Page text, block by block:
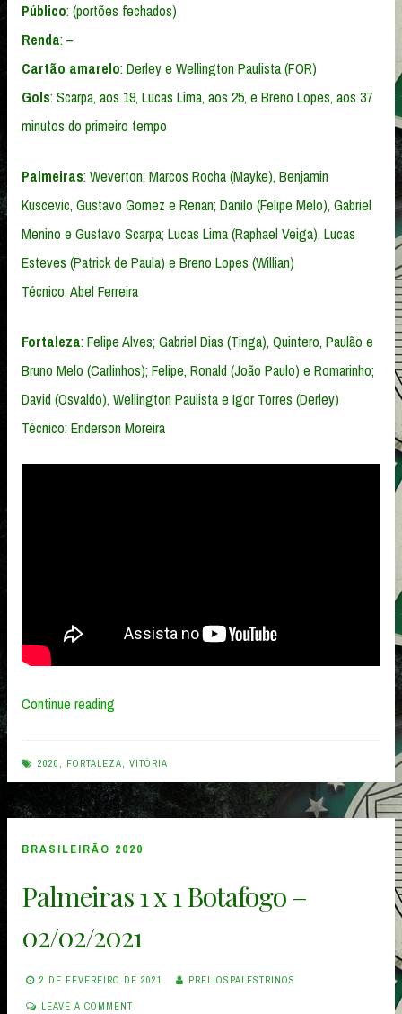
Público: (portões fechados)
Renda: –
Cartão amarelo: Derley e Wellington Paulista (FOR)
Gols: Scarpa, aos 19, Lucas Lima, aos 25, e Breno Lopes, aos 37
minutos do primeiro tempo
Palmeiras: Weverton; Marcos Rocha (Mayke), Benjamin
Kuscevic, Gustavo Gomez e Renan; Danilo (Felipe Melo), Gabriel
Menino e Gustavo Scarpa; Lucas Lima (Raphael Veiga), Lucas
Esteves (Patrick de Paula) e Breno Lopes (Willian)
Técnico: Abel Ferreira
Fortaleza: Felipe Alves; Gabriel Dias (Tinga), Quintero, Paulão e
Bruno Melo (Carlinhos); Felipe, Ronald (João Paulo) e Romarinho;
David (Osvaldo), Wellington Paulista e Igor Torres (Derley)
Técnico: Enderson Moreira
Continue reading
x
0
Fortaleza
–
2020 FORTALEZA VITÓRIA
BRASILEIRÃO 2020
Palmeiras 1 x 1 Botafogo –
02/02/2021
2 DE FEVEREIRO DE 2021 PRELIOSPALESTRINOS
LEAVE A COMMENT